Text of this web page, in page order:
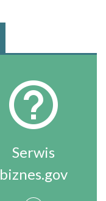
Serwis
biznes.gov